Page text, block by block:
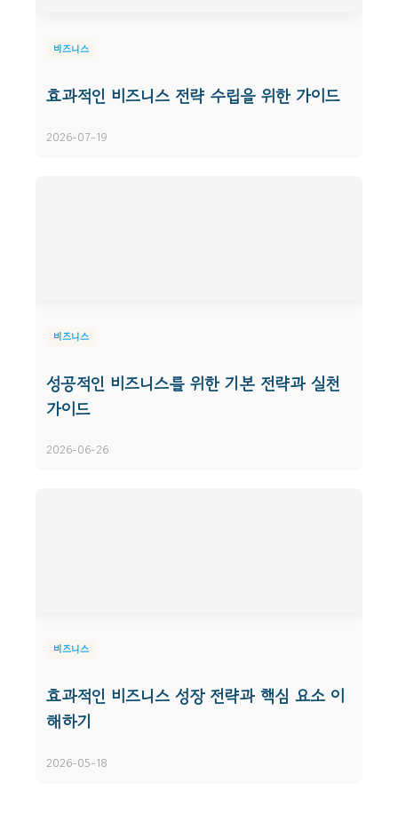
비즈니스
효과적인 비즈니스 전략 수립을 위한 가이드
2026-07-19
비즈니스
성공적인 비즈니스를 위한 기본 전략과 실천
가이드
2026-06-26
비즈니스
효과적인 비즈니스 성장 전략과 핵심 요소 이
해하기
2026-05-18